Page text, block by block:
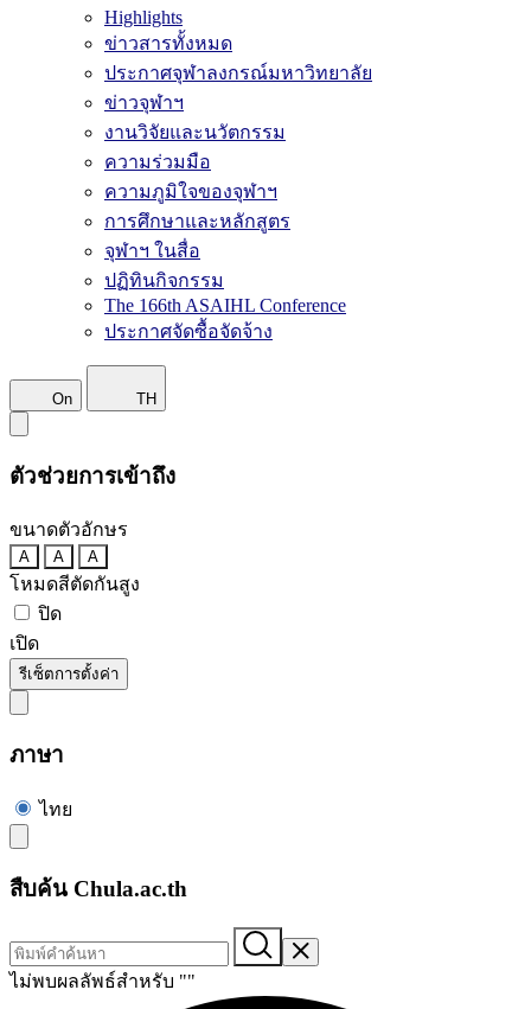
Highlights
ข่าวสารทั้งหมด
ประกาศจุฬาลงกรณ์มหาวิทยาลัย
ข่าวจุฬาฯ
งานวิจัยและนวัตกรรม
ความร่วมมือ
ความภูมิใจของจุฬาฯ
การศึกษาและหลักสูตร
จุฬาฯ ในสื่อ
ปฏิทินกิจกรรม
The 166th ASAIHL Conference
ประกาศจัดซื้อจัดจ้าง
On TH
ตัวช่วยการเข้าถึง
ขนาดตัวอักษร
A A A
โหมดสีตัดกันสูง
ปิด
เปิด
รีเซ็ตการตั้งค่า
ภาษา
ไทย
สืบค้น Chula.ac.th
ไม่พบผลลัพธ์สำหรับ ""